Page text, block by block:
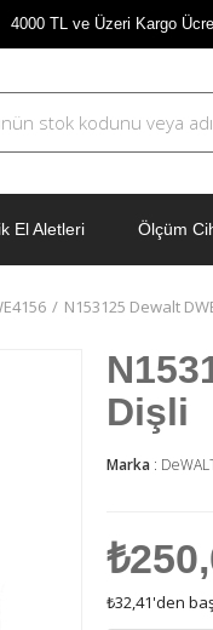
4000 TL ve Üzeri Kargo
El Aletleri Ölçüm
N153125 Dewalt
Dişli
Marka :
₺32,41'den